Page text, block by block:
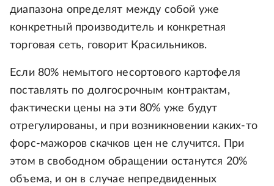
диапазона определят между собой уже
конкретный производитель и конкретная
торговая сеть, говорит Красильников.
Если 80% немытого несортового картофеля
поставлять по долгосрочным контрактам,
фактически цены на эти 80% уже будут
отрегулированы, и при возникновении каких-то
форс-мажоров скачков цен не случится. При
этом в свободном обращении останутся 20%
объема, и он в случае непредвиденных